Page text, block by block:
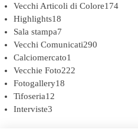
Vecchi Articoli di Colore174
Highlights18
Sala stampa7
Vecchi Comunicati290
Calciomercato1
Vecchie Foto222
Fotogallery18
Tifoseria12
Interviste3